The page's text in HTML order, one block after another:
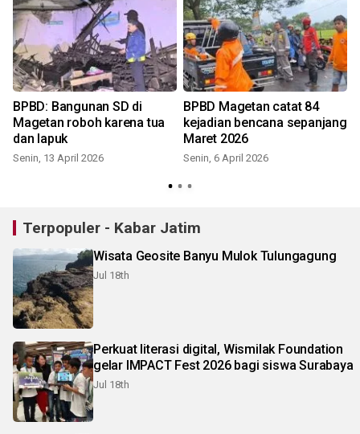
BPBD: Bangunan SD di
Magetan roboh karena tua
dan lapuk
Senin, 13 April 2026
BPBD Magetan catat 84
kejadian bencana sepanjang
Maret 2026
Senin, 6 April 2026
Terpopuler - Kabar Jatim
Wisata Geosite Banyu Mulok Tulungagung
Jul 18th
Perkuat literasi digital, Wismilak Foundation
gelar IMPACT Fest 2026 bagi siswa Surabaya
Jul 18th